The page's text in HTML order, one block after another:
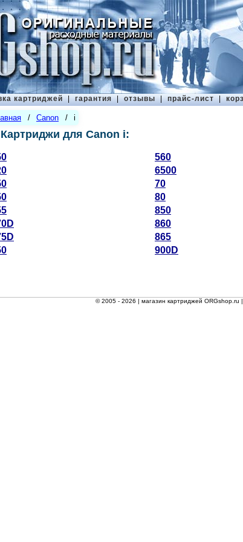
картриджей | гарантия | отзывы | прайс-лист |
/ Canon / i
Картриджи для Canon i:
560
6500
70
80
850
860
865
900D
© 2005 - 2026 | магазин картриджей ORGshop.ru